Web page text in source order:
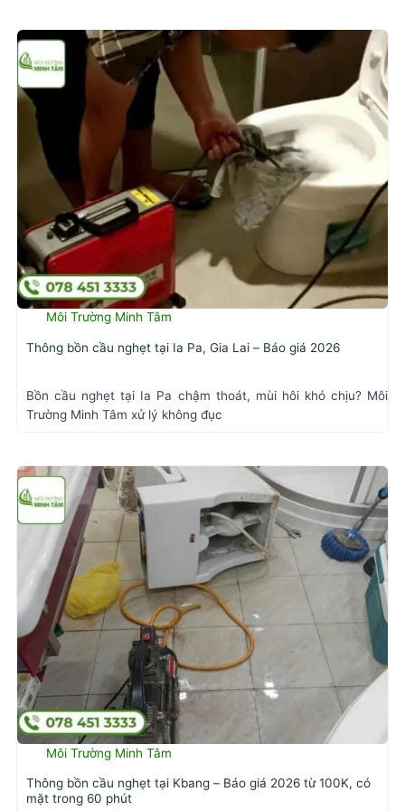
Môi Trường Minh Tâm
Thông bồn cầu nghẹt tại Ia Pa, Gia Lai – Báo giá 2026
Bồn cầu nghẹt tại Ia Pa chậm thoát, mùi hôi khó chịu? Môi
Trường Minh Tâm xử lý không đục
Môi Trường Minh Tâm
Thông bồn cầu nghẹt tại Kbang – Báo giá 2026 từ 100K, có
mặt trong 60 phút